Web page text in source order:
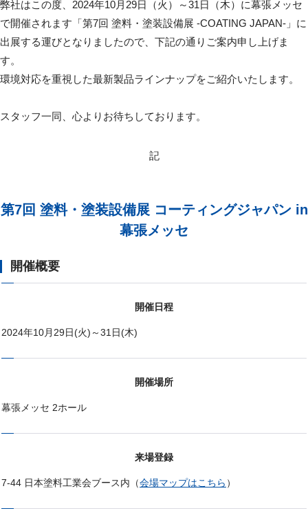
弊社はこの度、2024年10月29日（火）～31日（木）に幕張メッセ
で開催されます「第7回 塗料・塗装設備展 -COATING JAPAN-」に
出展する運びとなりましたので、下記の通りご案内申し上げま
す。
環境対応を重視した最新製品ラインナップをご紹介いたします。
スタッフ一同、心よりお待ちしております。
記
第7回 塗料・塗装設備展 コーティングジャパン in
幕張メッセ
開催概要
開催日程
2024年10月29日(火)～31日(木)
開催場所
幕張メッセ 2ホール
来場登録
7-44 日本塗料工業会ブース内（会場マップはこちら ）